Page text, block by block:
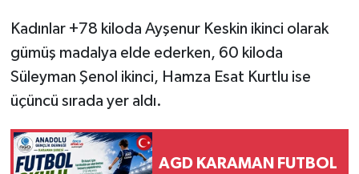
Kadınlar +78 kiloda Ayşenur Keskin ikinci olarak
gümüş madalya elde ederken, 60 kiloda
Süleyman Şenol ikinci, Hamza Esat Kurtlu ise
üçüncü sırada yer aldı.
AGD KARAMAN FUTBOL